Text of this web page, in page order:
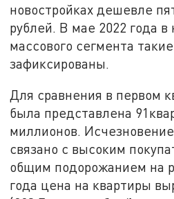
новостройках дешевле
рублей. В мае 2022 года в
массового сегмента
зафиксированы.
Для сравнения в первом
была представлена
миллионов.
связано с высоким
общим подорожанием на
года цена на квартиры